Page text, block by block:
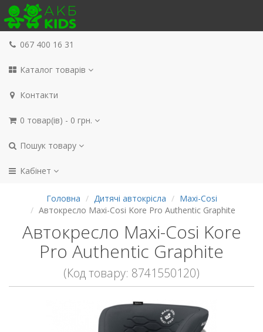
067 400 16 31
Каталог товарів
Контакти
0 товар(ів) - 0 грн.
Пошук товару
Кабінет
Головна Дитячі автокрісла
Maxi-Cosi
Автокресло Maxi-Cosi Kore Pro Authentic Graphite
Автокресло Maxi-Cosi Kore
Pro Authentic Graphite
(Код товару: 8741550120)